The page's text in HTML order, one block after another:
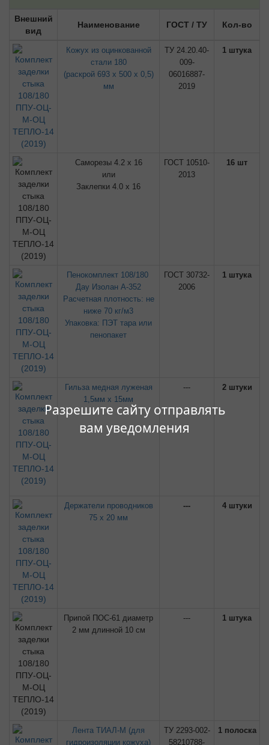
Разрешите сайту отправлять
вам уведомления
Внешний
вид
Наименование ГОСТ / ТУ Кол-во
Кожух из оцинкованной
стали 180
(раскрой 693 х 500 х 0,5)
мм
ТУ 24.20.40-
009-
06016887-
2019
1 штука
Саморезы 4.2 х 16
или
Заклепки 4.0 х 16
ГОСТ 10510-
2013
16 шт
Пенокомплект 108/180
Дау Изолан А-352
Расчетная плотность: не
ниже 70 кг/м3
Упаковка: ПЭТ тара или
пенопакет
ГОСТ 30732-
2006
1 штука
Гильза медная луженая
1,5мм х 15мм
--- 2 штуки
Держатели проводников
75 х 20 мм
--- 4 штуки
Припой ПОС-61 диаметр
2 мм длинной 10 см
--- 1 штука
Лента ТИАЛ-М (для
гидроизоляции кожуха)
ТУ 2293-002-
58210788-
1 полоска